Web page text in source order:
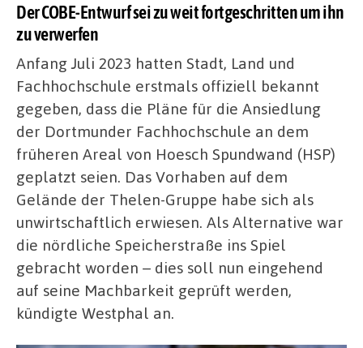
Der COBE-Entwurf sei zu weit fortgeschritten um ihn
zu verwerfen
Anfang Juli 2023 hatten Stadt, Land und
Fachhochschule erstmals offiziell bekannt
gegeben, dass die Pläne für die Ansiedlung
der Dortmunder Fachhochschule an dem
früheren Areal von Hoesch Spundwand (HSP)
geplatzt seien. Das Vorhaben auf dem
Gelände der Thelen-Gruppe habe sich als
unwirtschaftlich erwiesen. Als Alternative war
die nördliche Speicherstraße ins Spiel
gebracht worden – dies soll nun eingehend
auf seine Machbarkeit geprüft werden,
kündigte Westphal an.